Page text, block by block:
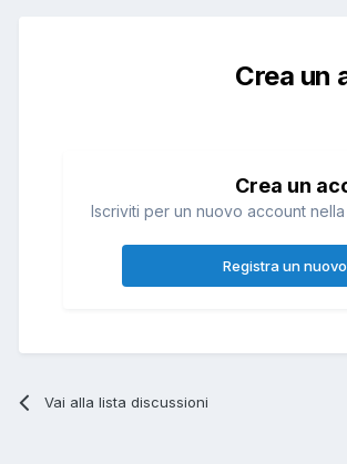
Crea un
Crea un
Iscriviti per un nuovo account
Registra un
Vai alla lista discussioni